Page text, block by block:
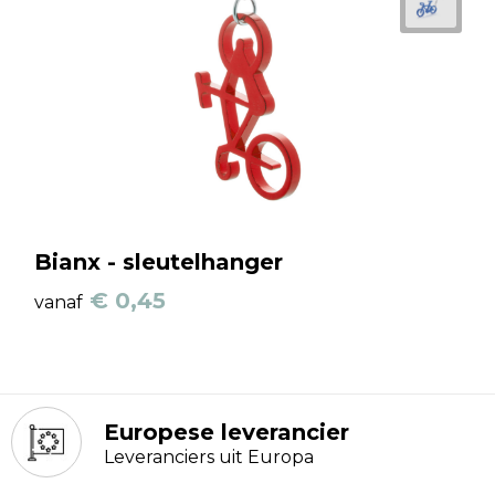
Bianx - sleutelhanger
vanaf € 0,45
Europese leverancier
Leveranciers uit Europa